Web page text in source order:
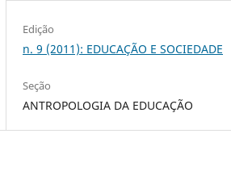
Edição
n. 9 (2011): EDUCAÇÃO E SOCIEDADE
Seção
ANTROPOLOGIA DA EDUCAÇÃO